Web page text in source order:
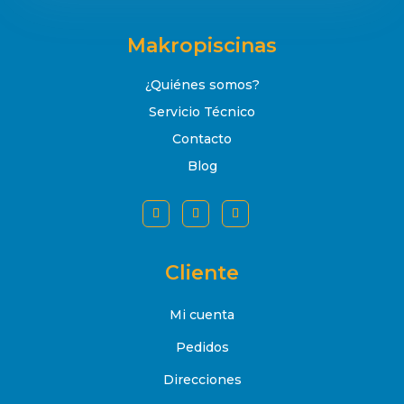
Makropiscinas
¿Quiénes somos?
Servicio Técnico
Contacto
Blog
Cliente
Mi cuenta
Pedidos
Direcciones